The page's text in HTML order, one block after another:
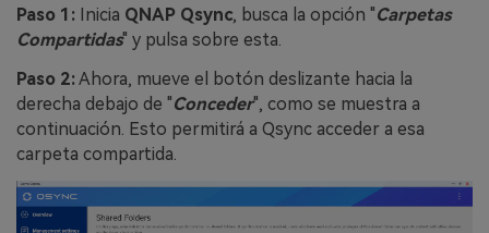
Paso 1: Inicia QNAP Qsync, busca la opción "Carpetas
Compartidas" y pulsa sobre esta.
Paso 2:Ahora, mueve el botón deslizante hacia la
derecha debajo de "Conceder", como se muestra a
continuación. Esto permitirá a Qsync acceder a esa
carpeta compartida.